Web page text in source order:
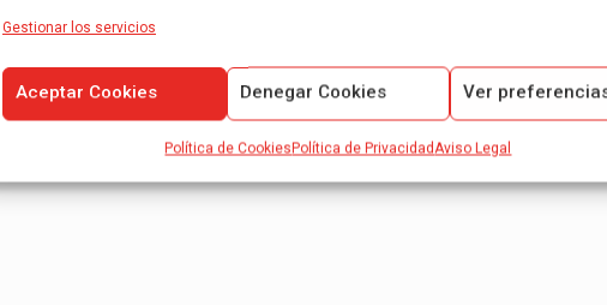
Gestionar los servicios
Aceptar Cookies Denegar Cookies Ver
Política de CookiesPolítica de PrivacidadAviso Legal